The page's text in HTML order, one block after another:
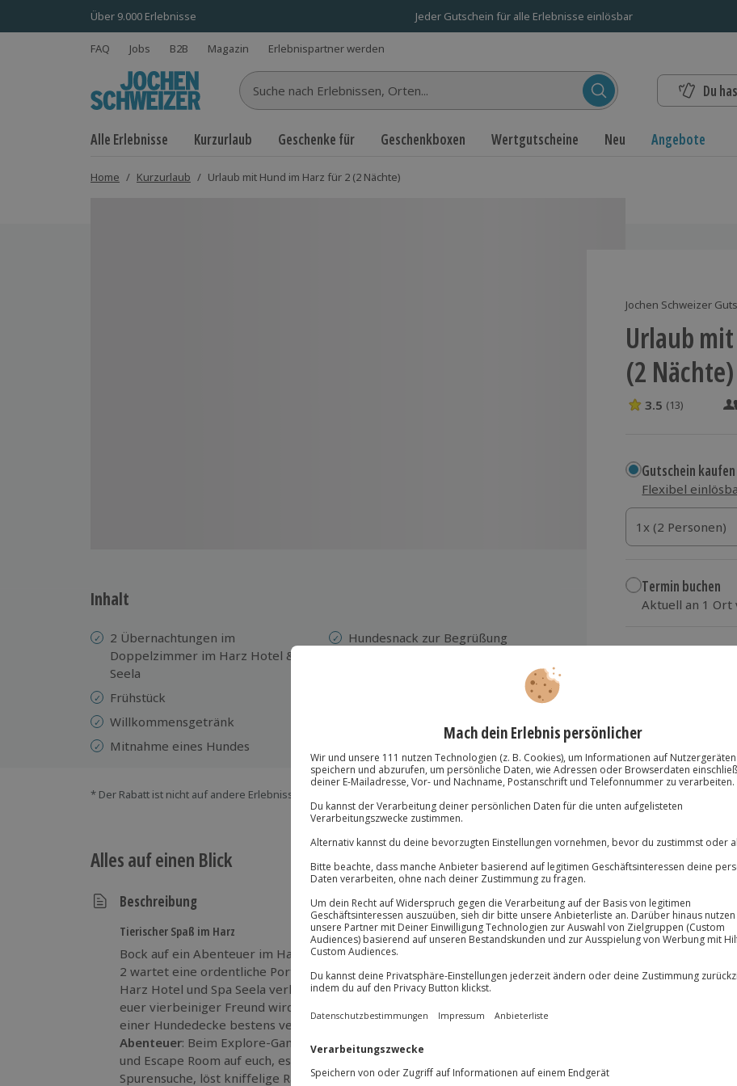
Über 9.000 Erlebnisse Jeder Gutschein für alle Erlebnisse einlösbar
FAQ Jobs B2B Magazin Erlebnispartner werden
Suche nach Erlebnissen... Du
Alle Erlebnisse Kurzurlaub Geschenke für Geschenkboxen Wertgutscheine Neu Angebote
Home / Kurzurlaub / Urlaub mit Hund im Harz für 2 (2 Nächte)
Jochen Schweizer
Urlaub
(2 Nächte)
3.5 Sterne von 5
3.5 (13)
Gutschein kaufen
Flexibel
1x (2 Personen)
1x (2 Personen)
1x (2 Personen)
Termin buchen
Aktuell an 1
Immer das
Große Auswahl,
Über 9.000
Jeder Gutschein
Maximale
10 Jahre gültig &
-15%* Club Deal
Direktabzug im
Melde dich hier
Inhalt
2 Übernachtungen im
Doppelzimmer im Harz Hotel & Spa
Seela
Frühstück
Willkommensgetränk
Mitnahme eines Hundes
Hundesnack zur Begrüßung
Explore Game (Outdoor Escape-
Room und Schnitzeljagd kombiniert
* Der Rabatt ist nicht auf andere Erlebnisse bei der Einlösung übertragbar.
Alles auf einen Blick
Beschreibung
Tierischer Spaß im Harz
Bock auf ein Abenteuer im Harz? Bei diesem Urlaub mit Hund im Harz für
2 wartet eine ordentliche Portion Action auf euch und euren Vierbeiner. Im
Harz Hotel und Spa Seela verkostet ihr ein leckeres Frühstücksbuffet. Auch
euer vierbeiniger Freund wird mit einem Hundesnack, einem Napf und
einer Hundedecke bestens versorgt. Gestärkt startet ihr in ein
Abenteuer: Beim Explore-Game wartet eine Mischung aus Schnitzeljagd
und Escape Room auf euch, es ist also Köpfchen gefragt! Begebt euch auf
Spurensuche, löst kniffelige Rätsel und entdeckt Bad Harzburg.